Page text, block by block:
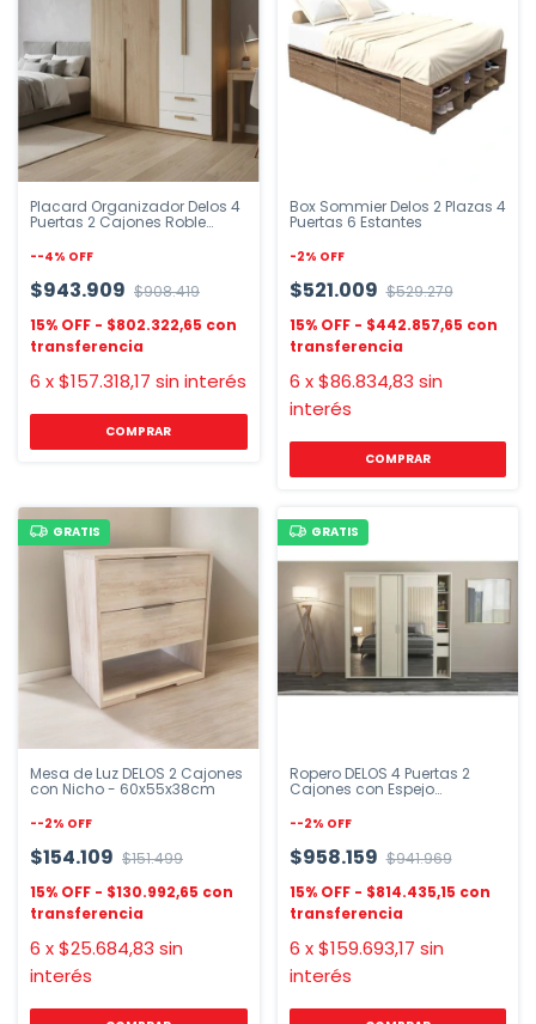
Placard Organizador Delos 4
Puertas 2 Cajones Roble
--4% OFF
$943.909 $908.419
$802.322,65
6 x$157.318,17 sin interés
Box Sommier Delos 2 Plazas 4
Puertas 6 Estantes
-2% OFF
$521.009 $529.279
$442.857,65
6 x$86.834,83 sin
interés
COMPRAR
GRATIS
Mesa de Luz DELOS 2 Cajones
con Nicho - 60x55x38cm
--2% OFF
$154.109 $151.499
$130.992,65
6 x$25.684,83 sin
interés
GRATIS
Ropero DELOS 4 Puertas 2
Cajones con Espejo
--2% OFF
$958.159 $941.969
$814.435,15
6 x$159.693,17 sin
interés